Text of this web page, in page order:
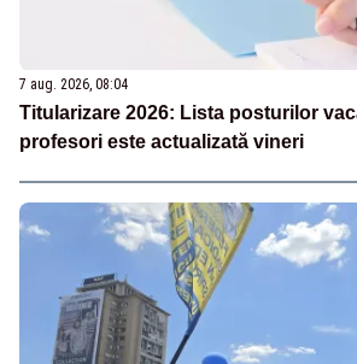
7 aug. 2026, 08:04
Titularizare 2026: Lista posturilor
profesori este actualizată vineri